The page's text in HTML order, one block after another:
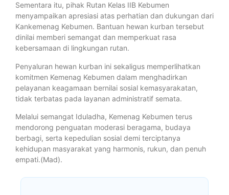
Sementara itu, pihak Rutan Kelas IIB Kebumen
menyampaikan apresiasi atas perhatian dan dukungan dari
Kankemenag Kebumen. Bantuan hewan kurban tersebut
dinilai memberi semangat dan memperkuat rasa
kebersamaan di lingkungan rutan.
Penyaluran hewan kurban ini sekaligus memperlihatkan
komitmen Kemenag Kebumen dalam menghadirkan
pelayanan keagamaan bernilai sosial kemasyarakatan,
tidak terbatas pada layanan administratif semata.
Melalui semangat Iduladha, Kemenag Kebumen terus
mendorong penguatan moderasi beragama, budaya
berbagi, serta kepedulian sosial demi terciptanya
kehidupan masyarakat yang harmonis, rukun, dan penuh
empati.(Mad).